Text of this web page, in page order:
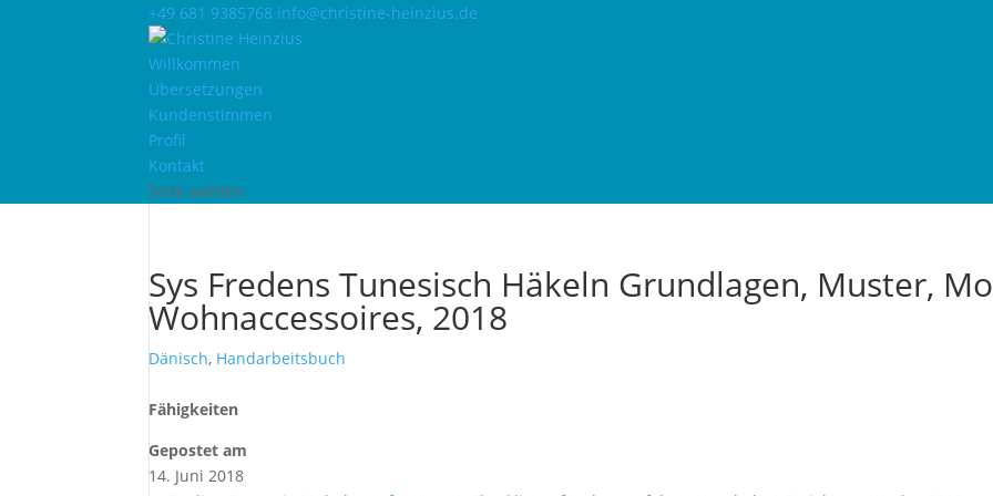
+49 681 9385768 info@christine-heinzius.de
Willkommen
Übersetzungen
Kundenstimmen
Profil
Kontakt
Seite wählen
Sys Fredens Tunesisch Häkeln Grundlagen, Muster,
Wohnaccessoires, 2018
Dänisch, Handarbeitsbuch
Fähigkeiten
Gepostet am
14. Juni 2018